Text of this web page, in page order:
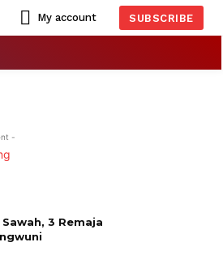
My account SUBSCRIBE
-
3 Remaja